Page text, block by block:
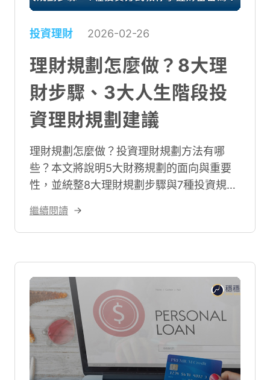
投資理財 2026-02-26
理財規劃怎麼做？8大理
財步驟、3大人生階段投
資理財規劃建議
理財規劃怎麼做？投資理財規劃方法有哪
些？本文將說明5大財務規劃的面向與重要
性，並統整8大理財規劃步驟與7種投資規劃
劃建議，幫助你輕鬆上手！
繼續閱讀